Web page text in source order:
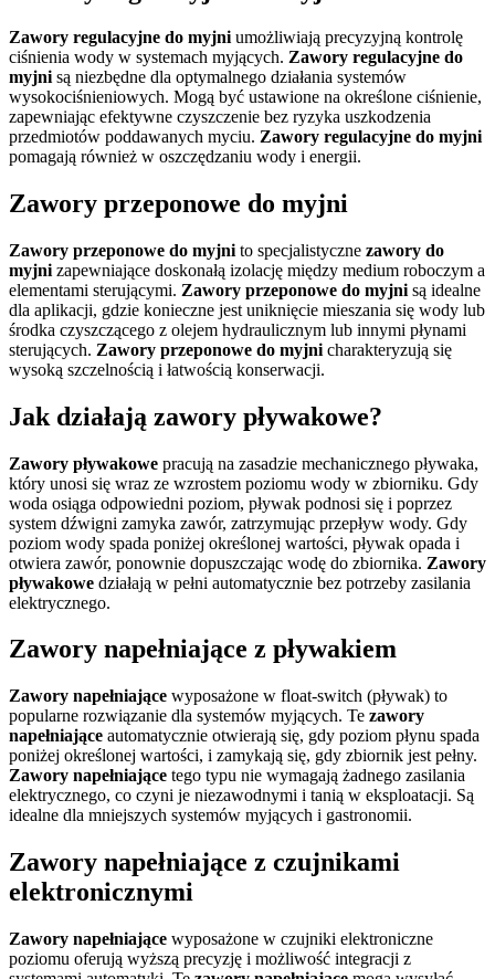
Zawory regulacyjne do myjni umożliwiają precyzyjną kontrolę
ciśnienia wody w systemach myjących. Zawory regulacyjne do
myjni są niezbędne dla optymalnego działania systemów
wysokociśnieniowych. Mogą być ustawione na określone ciśnienie,
zapewniając efektywne czyszczenie bez ryzyka uszkodzenia
przedmiotów poddawanych myciu. Zawory regulacyjne do myjni
pomagają również w oszczędzaniu wody i energii.
Zawory przeponowe do myjni
Zawory przeponowe do myjni to specjalistyczne zawory do
myjni zapewniające doskonałą izolację między medium roboczym a
elementami sterującymi. Zawory przeponowe do myjni są idealne
dla aplikacji, gdzie konieczne jest uniknięcie mieszania się wody lub
środka czyszczącego z olejem hydraulicznym lub innymi płynami
sterujących. Zawory przeponowe do myjni charakteryzują się
wysoką szczelnością i łatwością konserwacji.
Jak działają zawory pływakowe?
Zawory pływakowe pracują na zasadzie mechanicznego pływaka,
który unosi się wraz ze wzrostem poziomu wody w zbiorniku. Gdy
woda osiąga odpowiedni poziom, pływak podnosi się i poprzez
system dźwigni zamyka zawór, zatrzymując przepływ wody. Gdy
poziom wody spada poniżej określonej wartości, pływak opada i
otwiera zawór, ponownie dopuszczając wodę do zbiornika. Zawory
pływakowe działają w pełni automatycznie bez potrzeby zasilania
elektrycznego.
Zawory napełniające z pływakiem
Zawory napełniające wyposażone w float-switch (pływak) to
popularne rozwiązanie dla systemów myjących. Te zawory
napełniające automatycznie otwierają się, gdy poziom płynu spada
poniżej określonej wartości, i zamykają się, gdy zbiornik jest pełny.
Zawory napełniające tego typu nie wymagają żadnego zasilania
elektrycznego, co czyni je niezawodnymi i tanią w eksploatacji. Są
idealne dla mniejszych systemów myjących i gastronomii.
Zawory napełniające z czujnikami
elektronicznymi
Zawory napełniające wyposażone w czujniki elektroniczne
poziomu oferują wyższą precyzję i możliwość integracji z